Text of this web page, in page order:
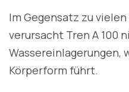
Im Gegensatz zu
verursacht Tren A 100
Wassereinlagerungen,
Körperform führt.